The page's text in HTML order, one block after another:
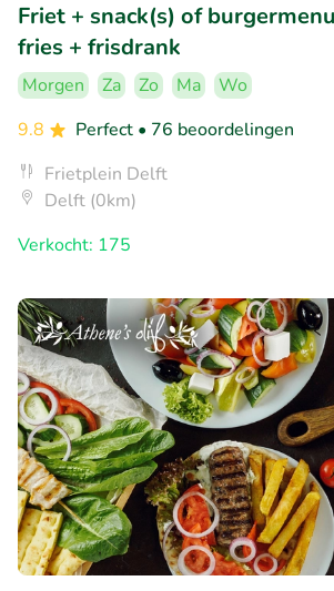
Friet + snack(s) of
fries + frisdrank
Morgen Za Zo Ma
Wo
9.8
Perfect • 76 beoordelingen
Frietplein Delft
Delft (0km)
Verkocht: 175